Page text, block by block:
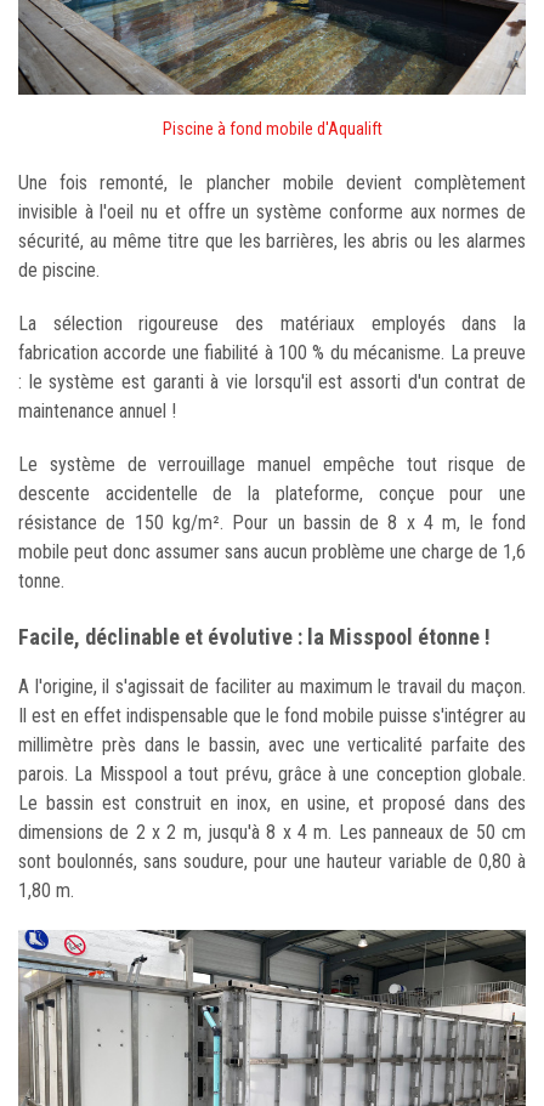
Piscine à fond mobile d'Aqualift
Une fois remonté, le plancher mobile devient complètement
invisible à l'oeil nu et offre un système conforme aux normes de
sécurité, au même titre que les barrières, les abris ou les alarmes
de piscine.
La sélection rigoureuse des matériaux employés dans la
fabrication accorde une fiabilité à 100 % du mécanisme. La preuve
: le système est garanti à vie lorsqu'il est assorti d'un contrat de
maintenance annuel !
Le système de verrouillage manuel empêche tout risque de
descente accidentelle de la plateforme, conçue pour une
résistance de 150 kg/m². Pour un bassin de 8 x 4 m, le fond
mobile peut donc assumer sans aucun problème une charge de 1,6
tonne.
Facile, déclinable et évolutive : la Misspool étonne !
A l'origine, il s'agissait de faciliter au maximum le travail du maçon.
Il est en effet indispensable que le fond mobile puisse s'intégrer au
millimètre près dans le bassin, avec une verticalité parfaite des
parois. La Misspool a tout prévu, grâce à une conception globale.
Le bassin est construit en inox, en usine, et proposé dans des
dimensions de 2 x 2 m, jusqu'à 8 x 4 m. Les panneaux de 50 cm
sont boulonnés, sans soudure, pour une hauteur variable de 0,80 à
1,80 m.